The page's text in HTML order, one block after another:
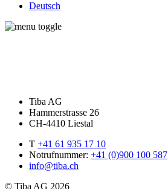
Deutsch
Tiba AG
Hammerstrasse 26
CH-4410 Liestal
T +41 61 935 17 10
Notrufnummer: +41 (0)900 100 587
info@tiba.ch
© Tiba AG 2026